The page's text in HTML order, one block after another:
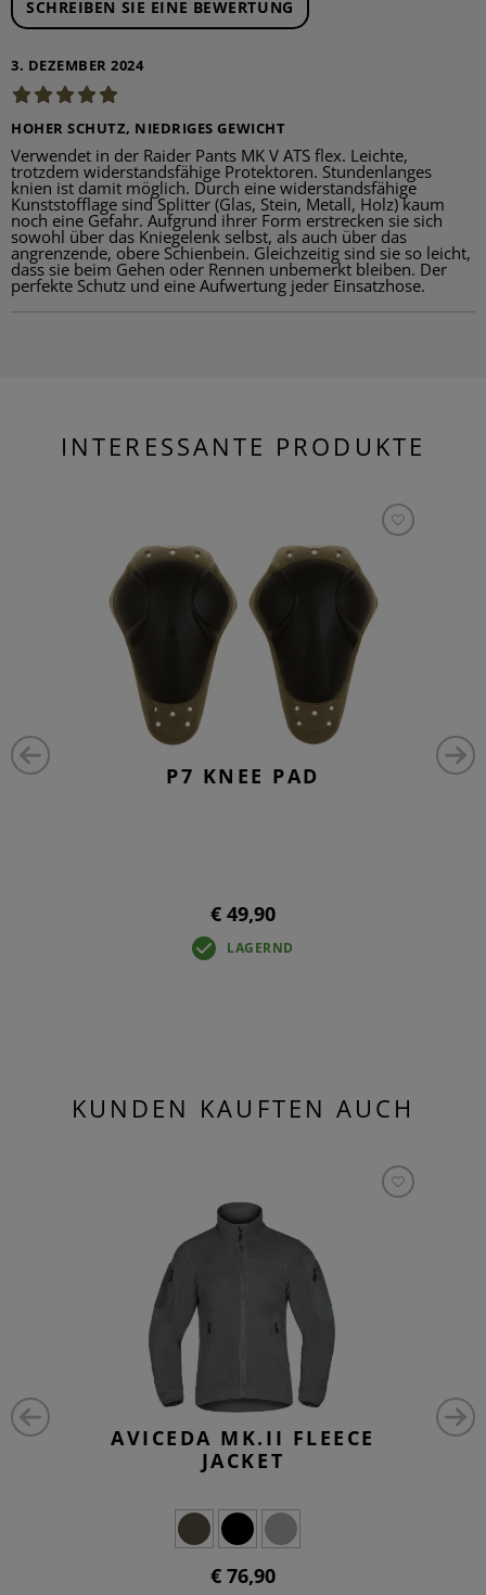
SCHREIBEN SIE EINE BEWERTUNG
3. DEZEMBER 2024
HOHER SCHUTZ, NIEDRIGES GEWICHT
Verwendet in der Raider Pants MK V ATS flex. Leichte,
trotzdem widerstandsfähige Protektoren. Stundenlanges
knien ist damit möglich. Durch eine widerstandsfähige
Kunststofflage sind Splitter (Glas, Stein, Metall, Holz) kaum
noch eine Gefahr. Aufgrund ihrer Form erstrecken sie sich
sowohl über das Kniegelenk selbst, als auch über das
angrenzende, obere Schienbein. Gleichzeitig sind sie so leicht,
dass sie beim Gehen oder Rennen unbemerkt bleiben. Der
perfekte Schutz und eine Aufwertung jeder Einsatzhose.
INTERESSANTE PRODUKTE
P7 KNEE PAD
€ 49,90
LAGERND
KUNDEN KAUFTEN AUCH
AVICEDA MK.II FLEECE
JACKET
€ 76,90